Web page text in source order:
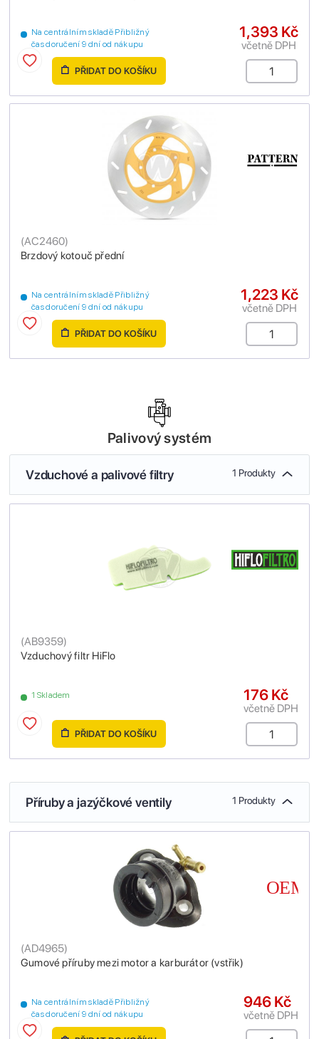
Na centrálním skladě Přibližný
čas doručení 9 dní od nákupu
1,393 Kč
včetně DPH
PŘIDAT DO KOŠÍKU
Brzdový kotouč přední
(AC2460)
Na centrálním skladě Přibližný
čas doručení 9 dní od nákupu
1,223 Kč
včetně DPH
PŘIDAT DO KOŠÍKU
Palivový systém
Vzduchové a palivové filtry 1 Produkty
Vzduchový filtr HiFlo
(AB9359)
1 Skladem 176 Kč
včetně DPH
PŘIDAT DO KOŠÍKU
Příruby a jazýčkové ventily 1 Produkty
Gumové příruby mezi motor a karburátor (vstřik)
(AD4965)
Na centrálním skladě Přibližný
čas doručení 9 dní od nákupu
946 Kč
včetně DPH